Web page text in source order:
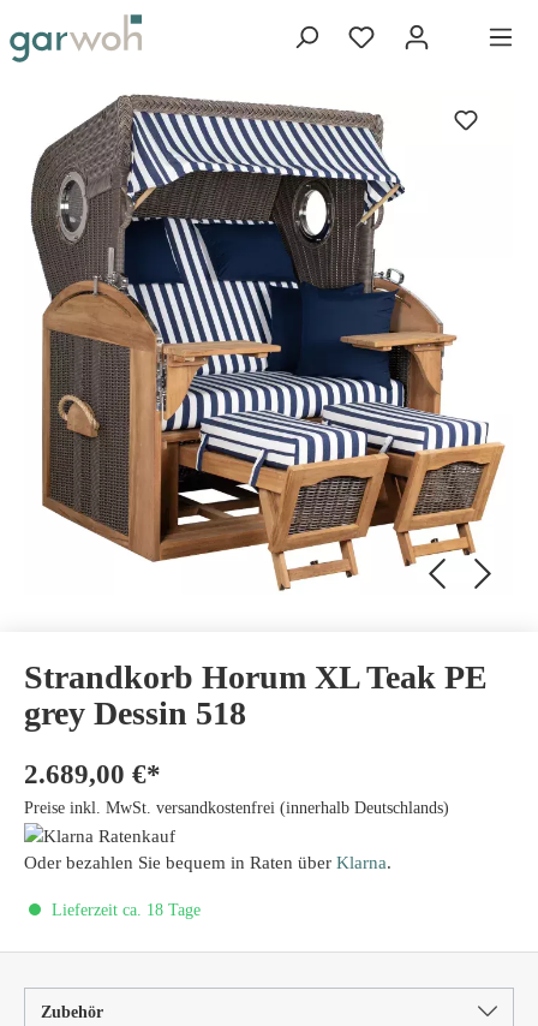
Strandkorb Horum XL Teak PE
grey Dessin 518
2.689,00 €*
Preise inkl. MwSt. versandkostenfrei (innerhalb Deutschlands)
Oder bezahlen Sie bequem in Raten über Klarna.
Lieferzeit ca. 18 Tage
Zubehör